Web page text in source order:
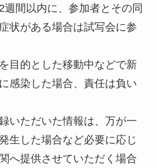
間以内に、参加者とその同
状がある場合は試写会に参
目的とした移動中などで新
感染した場合、責任は負い
いただいた情報は、万が一
生した場合など必要に応じ
へ提供させていただく場合